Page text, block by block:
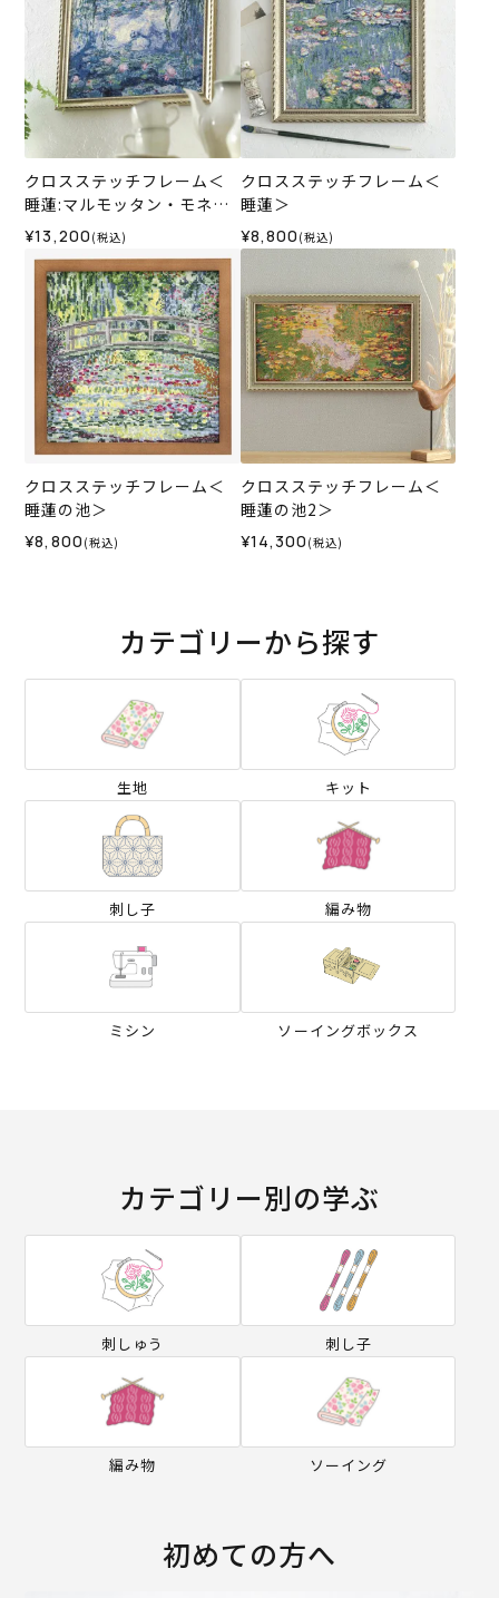
クロスステッチフレーム＜
睡蓮:マルモッタン・モネ美
術館＞
¥13,200 (税込)
クロスステッチフレーム＜
睡蓮＞
¥8,800 (税込)
クロスステッチフレーム＜
睡蓮の池＞
¥8,800 (税込)
クロスステッチフレーム＜
睡蓮の池2＞
¥14,300 (税込)
カテゴリーから探す
生地 キット
刺し子 編み物
ミシン ソーイングボックス
カテゴリー別の学ぶ
刺しゅう 刺し子
編み物 ソーイング
初めての方へ